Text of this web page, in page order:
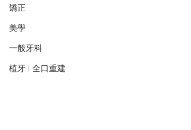
矯正
美學
一般牙科
植牙 | 全口重建